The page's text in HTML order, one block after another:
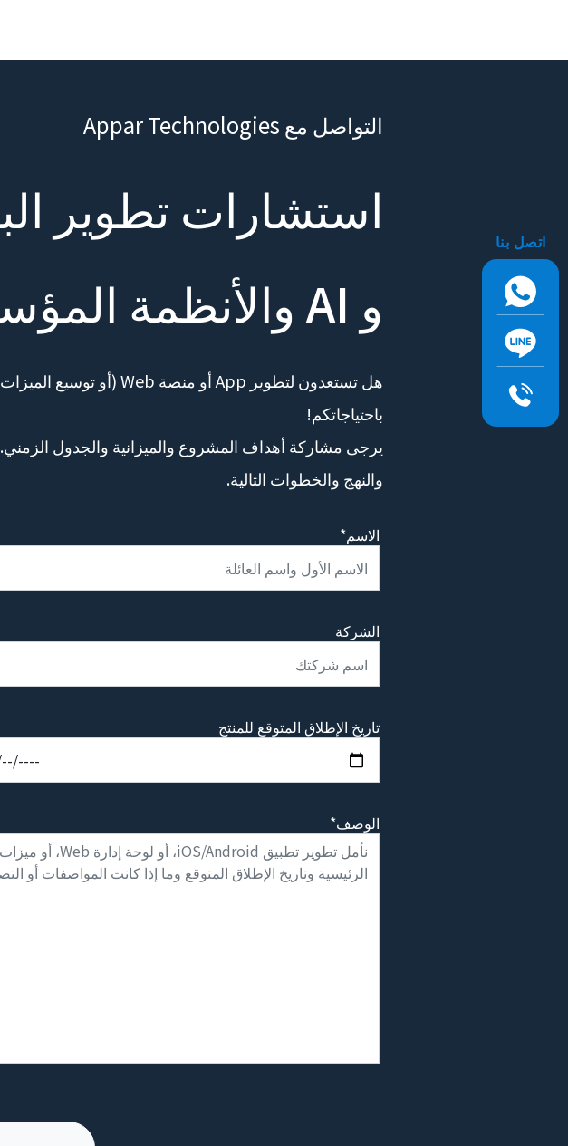
اتصل بنا
التواصل مع Appar Technologies
و AI والأنظمة المؤسسية
باحتياجاتكم!
والنهج والخطوات التالية.
الاسم*
الشركة
تاريخ الإطلاق المتوقع للمنتج
الوصف*